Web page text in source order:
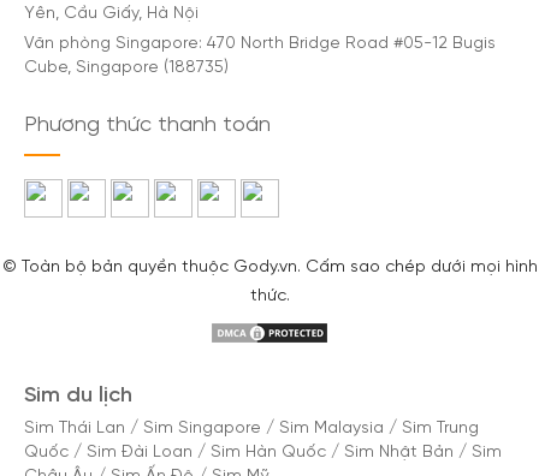
Yên, Cầu Giấy, Hà Nội
Văn phòng Singapore: 470 North Bridge Road #05-12 Bugis
Cube, Singapore (188735)
Phương thức thanh toán
© Toàn bộ bản quyền thuộc Gody.vn. Cấm sao chép dưới mọi hình
thức.
Sim du lịch
Sim Thái Lan / Sim Singapore / Sim Malaysia / Sim Trung
Quốc / Sim Đài Loan / Sim Hàn Quốc / Sim Nhật Bản / Sim